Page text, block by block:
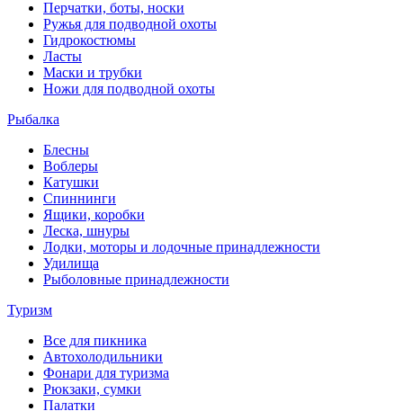
Перчатки, боты, носки
Ружья для подводной охоты
Гидрокостюмы
Ласты
Маски и трубки
Ножи для подводной охоты
Рыбалка
Блесны
Воблеры
Катушки
Спиннинги
Ящики, коробки
Леска, шнуры
Лодки, моторы и лодочные принадлежности
Удилища
Рыболовные принадлежности
Туризм
Все для пикника
Автохолодильники
Фонари для туризма
Рюкзаки, сумки
Палатки